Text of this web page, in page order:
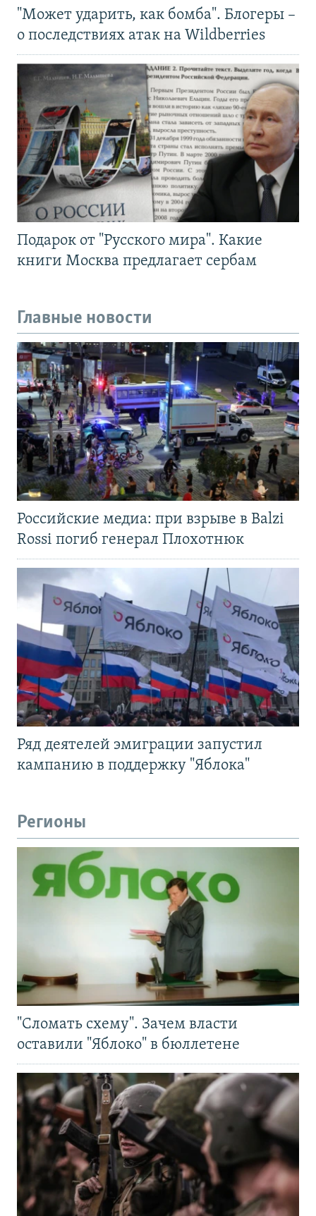
"Может ударить, как бомба". Блогеры –
о последствиях атак на Wildberries
Подарок от "Русского мира". Какие
книги Москва предлагает сербам
Главные новости
Российские медиа: при взрыве в Balzi
Rossi погиб генерал Плохотнюк
Ряд деятелей эмиграции запустил
кампанию в поддержку "Яблока"
Регионы
"Сломать схему". Зачем власти
оставили "Яблоко" в бюллетене